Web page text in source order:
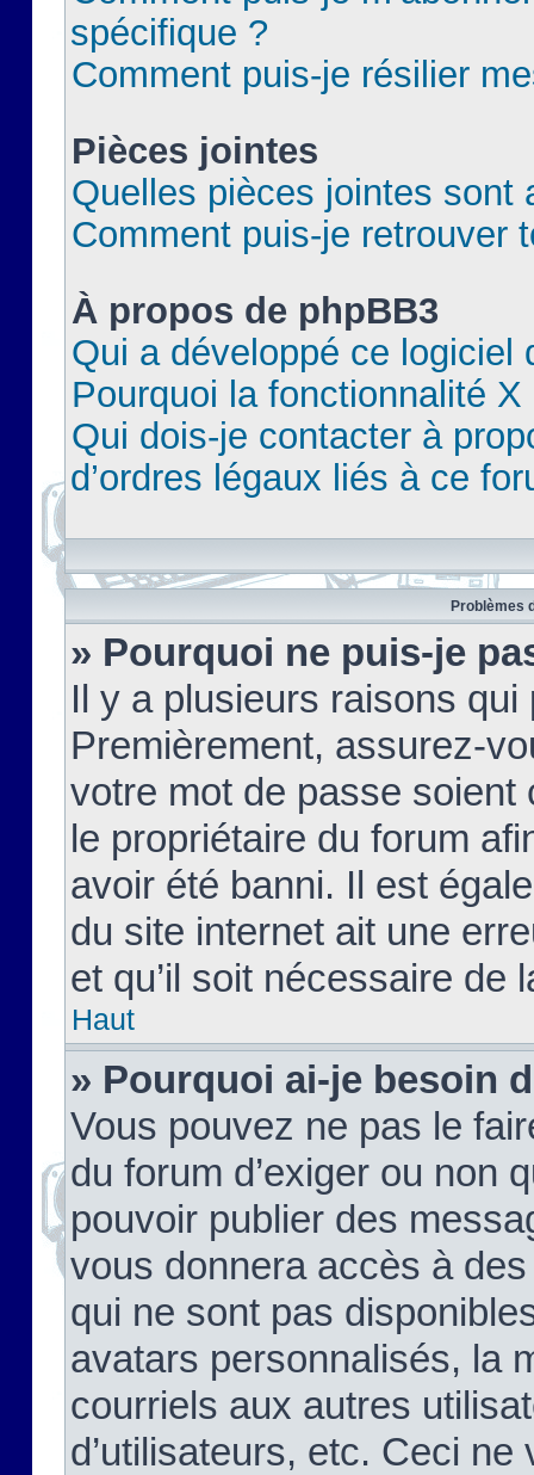
spécifique ?
Comment puis-je résilier
Pièces jointes
Quelles pièces jointes sont
Comment puis-je retrouver
À propos de phpBB3
Qui a développé ce logiciel
Pourquoi la fonctionnalité X
Qui dois-je contacter à
d’ordres légaux liés à ce
Problèmes
» Pourquoi ne puis-je
Il y a plusieurs raisons
Premièrement, assurez-
votre mot de passe soient
le propriétaire du forum
avoir été banni. Il est
du site internet ait une
et qu’il soit nécessaire de
Haut
» Pourquoi ai-je besoin
Vous pouvez ne pas le
du forum d’exiger ou non
pouvoir publier des
vous donnera accès à
qui ne sont pas
avatars personnalisés, la
courriels aux autres
d’utilisateurs, etc. Ceci